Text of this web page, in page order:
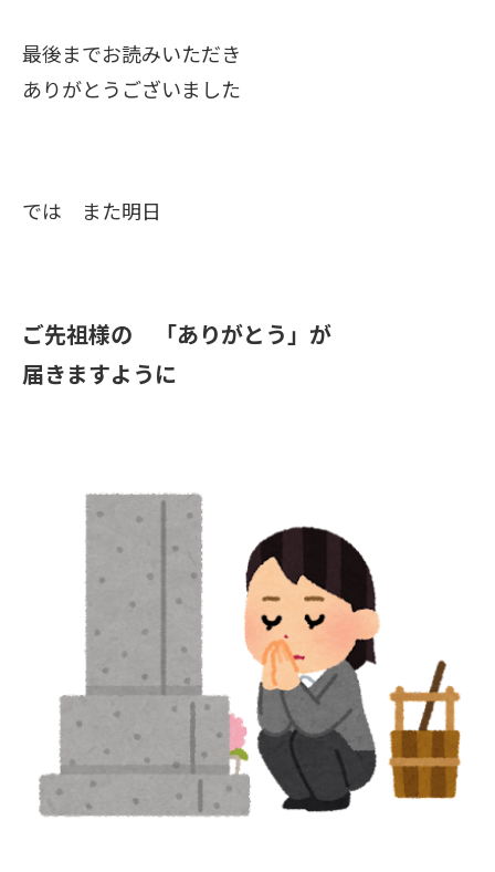
最後までお読みいただき
ありがとうございました
では また明日
ご先祖様の 「ありがとう」が
届きますように